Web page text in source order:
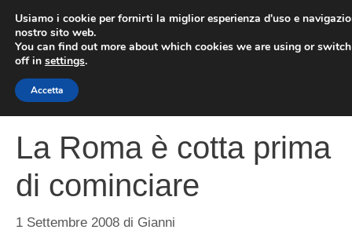
contenuto
La Roma è cotta prima
di cominciare
1 Settembre 2008 di Gianni
Usiamo i cookie per fornirti la miglior esperienza d'uso e
nostro sito web.
You can find out more about which cookies we are using or
off in settings.
Accetta